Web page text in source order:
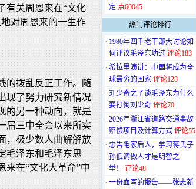
有关周恩来在“文化
对周恩来的一生作
的拨乱反正工作。随
现了努力研究新情况
的另一种动向，就是
届三中全会以来所实
，极少数人曲解解放
毛泽东和毛泽东思
来在“文化大革命”中
定 点60045
热门评论排行
· 1980年四千老干部大讨论如
何评议毛泽东功过 评论183
· 希拉里演讲：中国将成为全
球最穷的国家 评论128
· 刘少奇之子谈毛泽东为什么
要打倒刘少奇 评论70
· 2026年浙江省道路交通事故
赔偿项目及计算方式 评论55
· 忠告毛家后人，学习蒋氏子
孙低调做人才是明智之
举！
评论48
· 一份血写的报告——张志新